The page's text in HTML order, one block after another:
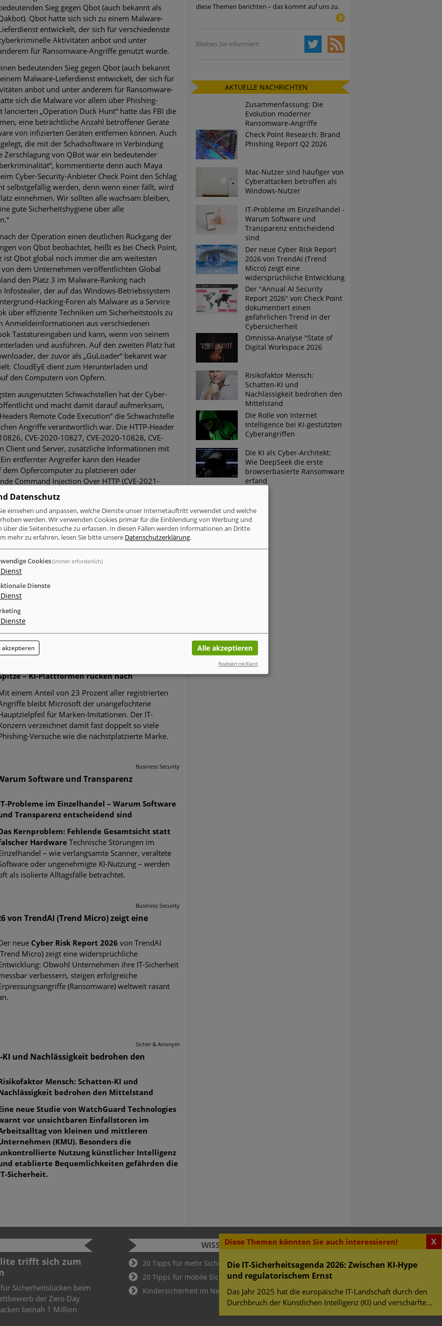
der HTTP-basierten Cyberangriffe lässt Experten vor Tsunami bei Web-DDoS-Angriffen
Führungskräfte im Visier. Was hilft gegen Harpoon Whaling?
Kampagnen mit großen Markennamen – Amazon hat nun reagiert
auf LinkedIn: Unternehmen und Nutzer im Visier der Datendiebe
Center in Augsburg
Sieg gegen Qbot (auch bekannt als
Qbot hatte sich sich zu einem Malware-
entwickelt, der sich für verschiedenste
Aktivitäten anbot und unter
für Ransomware-Angriffe genutzt wurde.
bedeutenden Sieg gegen Qbot (auch bekannt
Malware-Lieferdienst entwickelt, der sich für
anbot und unter anderem für Ransomware-
sich die Malware vor allem über Phishing-
„Operation Duck Hunt“ hatte das FBI die
eine beträchtliche Anzahl betroffener Geräte
von infizierten Geräten entfernen können. Auch
die mit der Schadsoftware in Verbindung
Zerschlagung von QBot war ein bedeutender
kommentierte denn auch Maya
Cyber-Security-Anbieter Check Point den Schlag
selbstgefällig werden, denn wenn einer fällt, wird
einnehmen. Wir sollten alle wachsam bleiben,
gute Sicherheitshygiene über alle
der Operation einen deutlichen Rückgang der
von Qbot beobachtet, heißt es bei Check Point,
ist Qbot global noch immer die am weitesten
dem Unternehmen veröffentlichten Global
den Platz 3 im Malware-Ranking nach
der auf das Windows-Betriebssystem
Hacking-Foren als Malware as a Service
über effiziente Techniken um Sicherheitstools zu
Anmeldeinformationen aus verschiedenen
Tastatureingaben und kann, wenn von seinem
und ausführen. Auf den zweiten Platz hat
der zuvor als „GuLoader“ bekannt war
CloudEyE dient zum Herunterladen und
den Computern von Opfern.
ausgenutzten Schwachstellen hat der Cyber-
und macht damit darauf aufmerksam,
Remote Code Execution“ die Schwachstelle
Angriffe verantwortlich war. Die HTTP-Header
CVE-2020-10827, CVE-2020-10828, CVE-
Client und Server, zusätzliche Informationen mit
entfernter Angreifer kann den Header
Opfercomputer zu platzieren oder
Command Injection Over HTTP (CVE-2021-
kann von entfernten Angreifer ausgenutzt
Anfrage an das Opfer senden und bei
Code auf dem Zielrechner ausführen. Die am
mit weltweiten Auswirkungen war die MVPower
2016-20016) -Schwachstelle, die
ZUM THEMA
Sicher & Anonym
Report Q2 2026
– KI-Plattformen rücken nach
einem Anteil von 23 Prozent aller registrierten
bleibt Microsoft der unangefochtene
für Marken-Imitationen. Der IT-
verzeichnet damit fast doppelt so viele
Versuche wie die nächstplatzierte Marke.
Business Security
Software und Transparenz
Probleme im Einzelhandel – Warum Software
Transparenz entscheidend sind
Kernproblem: Fehlende Gesamtsicht statt
HardwareTechnische Störungen im
– wie verlangsamte Scanner, veraltete
oder ungenehmigte KI-Nutzung – werden
als isolierte Alltagsfälle betrachtet.
Business Security
von TrendAI (Trend Micro) zeigt eine
neue Cyber Risk Report 2026 von TrendAI
Micro) zeigt eine widersprüchliche
Obwohl Unternehmen ihre IT-Sicherheit
verbessern, steigen erfolgreiche
(Ransomware) weltweit rasant
Sicher & Anonym
und Nachlässigkeit bedrohen den
Mensch: Schatten-KI und
bedrohen den Mittelstand
neue Studie von WatchGuard Technologies
vor unsichtbaren Einfallstoren im
von kleinen und mittleren
(KMU). Besonders die
Nutzung künstlicher Intelligenz
etablierte Bequemlichkeiten gefährden die
Sicherheit.
Diese Themen könnten Sie auch interessieren! X
Die IT-Sicherheitsagenda 2026: Zwischen KI-Hype
und regulatorischem Ernst
Das Jahr 2025 hat die europäische IT-Landschaft durch den
Durchbruch der Künstlichen Intelligenz (KI) und verschärfte...
diese Themen berichten – das kommt auf uns zu.
Bleiben Sie informiert:
AKTUELLE NACHRICHTEN
Zusammenfassung: Die
Evolution moderner
Ransomware-Angriffe
Check Point Research: Brand
Phishing Report Q2 2026
Mac-Nutzer sind häufiger von
Cyberattacken betroffen als
Windows-Nutzer
IT-Probleme im Einzelhandel -
Warum Software und
Transparenz entscheidend
sind
Der neue Cyber Risk Report
2026 von TrendAI (Trend
Micro) zeigt eine
widersprüchliche Entwicklung
Der "Annual AI Security
Report 2026" von Check Point
dokumentiert einen
gefährlichen Trend in der
Cybersicherheit
Omnissa-Analyse "State of
Digital Workspace 2026
Risikofaktor Mensch:
Schatten-KI und
Nachlässigkeit bedrohen den
Mittelstand
Die Rolle von Internet
Intelligence bei KI-gestützten
Cyberangriffen
Die KI als Cyber-Architekt:
Wie DeepSeek die erste
browserbasierte Ransomware
erfand
trifft sich zum
Sicherheitslücken beim
der Zero Day
beinah 1 Million
Cyber Security Challenge
2022
Schüler und Studenten können bei der
Cyber Security Challenge teilnehmen.
WISSENSWERTES
20 Tipps für mehr Sicherheit im Web
20 Tipps für mobile Sicherheit
Kindersicherheit im Netz
Datenschutz
einsehen und anpassen, welche Dienste unser Internetauftritt verwendet und welche
werden. Wir verwenden Cookies primär für die Einblendung von Werbung und
über die Seitenbesuche zu erfassen. In diesen Fällen werden Informationen an Dritte
mehr zu erfahren, lesen Sie bitte unsere Datenschutzerklärung.
Cookies(immer erforderlich)
Dienst
Dienste
Dienst
Dienste
akzeptieren Alle akzeptieren
Realisiert mit Klaro!